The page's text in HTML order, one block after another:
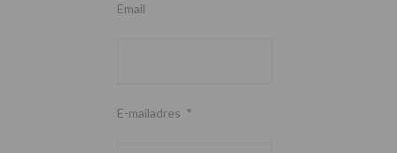
Email
E-mailadres *